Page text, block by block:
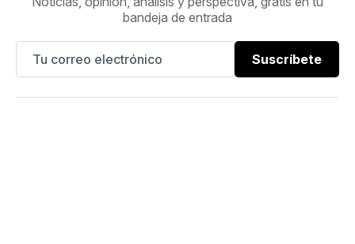
bandeja de entrada
Suscríbete